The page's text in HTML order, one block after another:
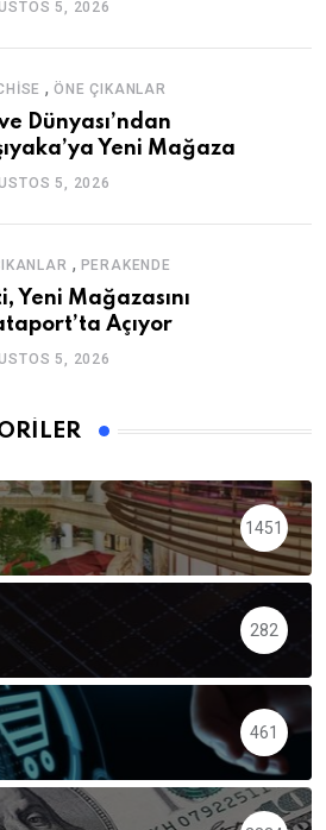
5, 2026
,ÖNE ÇIKANLAR
Dünyası’ndan
Yeni Mağaza
5, 2026
, PERAKENDE
Yeni Mağazasını
Açıyor
5, 2026
1451
282
461